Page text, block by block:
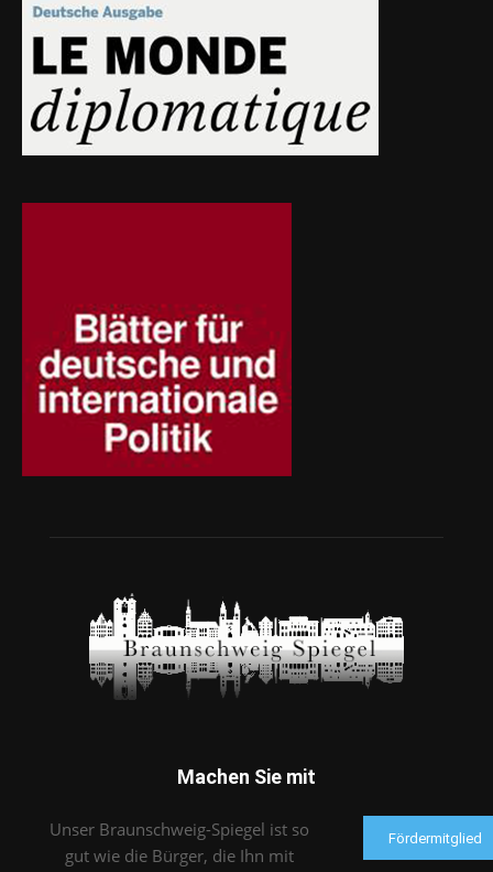
Machen Sie mit
Unser Braunschweig-Spiegel ist so
gut wie die Bürger, die Ihn mit
Fördermitglied